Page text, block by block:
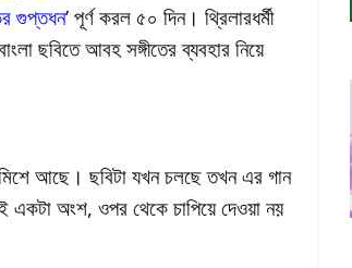
গুপ্তধন’ পূর্ণ করল ৫০ দিন। থ্রিলারধর্মী
ছবিতে আবহ সঙ্গীতের ব্যবহার নিয়ে
আছে। ছবিটা যখন চলছে তখন এর গান
একটা অংশ, ওপর থেকে চাপিয়ে দেওয়া নয়